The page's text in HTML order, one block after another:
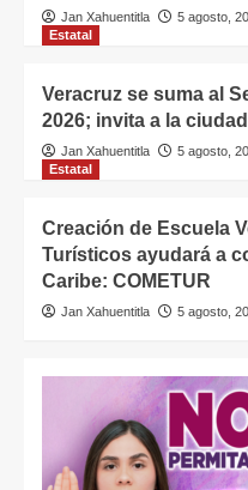
Jan Xahuentitla
5 agosto,
Estatal
Veracruz se suma al
2026; invita a la
Jan Xahuentitla
5 agosto,
Estatal
Creación de Escuela
Turísticos ayudará a
Caribe: COMETUR
Jan Xahuentitla 5 agosto,